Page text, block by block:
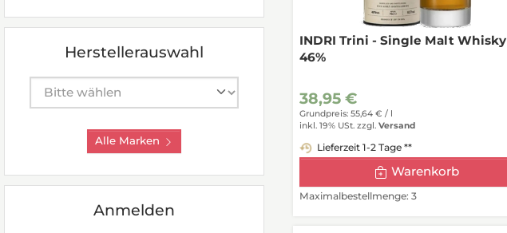
INDRI Trini - Single Malt Whisky
46%
38,95 €
Grundpreis: 55,64 € /
inkl. 19% USt. zzgl. Versand
Lieferzeit 1-2 Tage **
Warenkorb
Maximalbestellmenge: 3
Herstellerauswahl
Alle Marken
Anmelden